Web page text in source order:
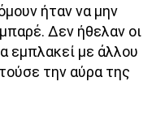
ήταν να μην
Δεν ήθελαν οι
εμπλακεί με άλλου
την αύρα της